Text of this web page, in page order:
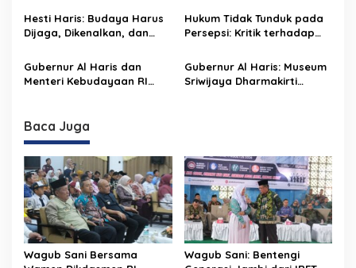
s
Pembangunan BTN Bungo
Green City
Budaya Kelola Sampah
dari Rumah
Hesti Haris: Budaya Harus
Dijaga, Dikenalkan, dan
Hukum Tidak Tunduk pada
Persepsi: Kritik terhadap
Media dan Aktivis
Gubernur Al Haris dan
Menteri Kebudayaan RI
Indonesia”, Perkuat
Pelestarian Budaya dan
Gubernur Al Haris: Museum
Sriwijaya Dharmakirti
Baca Juga
Wagub Sani Bersama
Wagub Sani: Bentengi